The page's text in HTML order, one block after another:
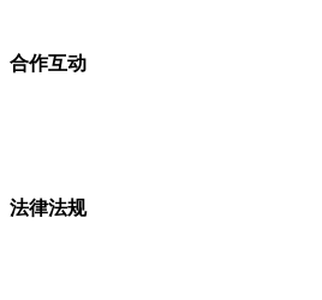
合作互动
法律法规